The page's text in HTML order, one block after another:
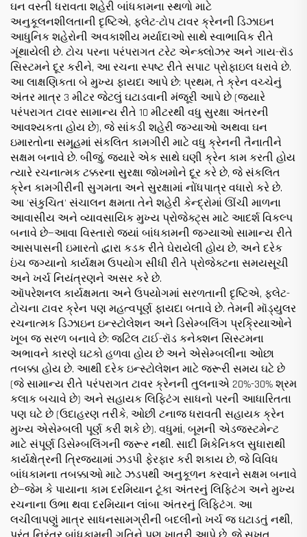
ઘન વસ્તી ધરાવતા શહેરી બાંધકામના સ્થળો માટે
અનુકૂલનશીલતાની દૃષ્ટિએ, ફ્લેટ-ટોપ ટાવર ક્રેનની ડિઝાઇન
આધુનિક શહેરોની અવકાશીય મર્યાદાઓ સાથે સ્વાભાવિક રીતે
ગૂંથાયેલી છે. ટોચ પરના પરંપરાગત ટરેટ એન્ક્લોઝર અને ગાય-રૉડ
સિસ્ટમને દૂર કરીને, આ રચના સ્પષ્ટ રીતે સપાટ પ્રોફાઇલ ધરાવે છે.
આ લાક્ષણિકતા બે મુખ્ય ફાયદા આપે છે: પ્રથમ, તે ક્રેન વચ્ચેનું
અંતર માત્ર 3 મીટર જેટલું ઘટાડવાની મંજૂરી આપે છે (જ્યારે
પરંપરાગત ટાવર સામાન્ય રીતે 10 મીટરથી વધુ સુરક્ષા અંતરની
આવશ્યકતા હોય છે), જે સાંકડી શહેરી જગ્યાઓ અથવા ઘન
ઇમારતોના સમૂહમાં સંકલિત કામગીરી માટે વધુ ક્રેનની તૈનાતીને
સક્ષમ બનાવે છે. બીજું, જ્યારે એક સાથે ઘણી ક્રેન કામ કરતી હોય
ત્યારે રચનાત્મક ટક્કરના સુરક્ષા જોખમોને દૂર કરે છે, જે સંકલિત
ક્રેન કામગીરીની સુગમતા અને સુરક્ષામાં નોંધપાત્ર વધારો કરે છે.
આ 'સંકુચિત' સંચાલન ક્ષમતા તેને શહેરી કેન્દ્રોમાં ઊંચી માળના
આવાસીય અને વ્યાવસાયિક મુખ્ય પ્રોજેક્ટ્સ માટે આદર્શ વિકલ્પ
બનાવે છે—આવા વિસ્તારો જ્યાં બાંધકામની જગ્યાઓ સામાન્ય રીતે
આસપાસની ઇમારતો દ્વારા કડક રીતે ઘેરાયેલી હોય છે, અને દરેક
ઇંચ જગ્યાનો કાર્યક્ષમ ઉપયોગ સીધી રીતે પ્રોજેક્ટના સમયસૂચી
અને ખર્ચ નિયંત્રણને અસર કરે છે.
ઑપરેશનલ કાર્યક્ષમતા અને ઉપયોગમાં સરળતાની દૃષ્ટિએ, ફ્લેટ-
ટોચના ટાવર ક્રેન પણ મહત્વપૂર્ણ ફાયદા બતાવે છે. તેમની મૉડ્યુલર
રચનાત્મક ડિઝાઇન ઇન્સ્ટોલેશન અને ડિસેમ્બલિંગ પ્રક્રિયાઓને
ખૂબ જ સરળ બનાવે છે: જટિલ ટાઈ-રૉડ કનેક્શન સિસ્ટમના
અભાવને કારણે ઘટકો હળવા હોય છે અને એસેમ્બલીના ઓછા
તબક્કા હોય છે. આથી દરેક ઇન્સ્ટોલેશન માટે જરૂરી સમય ઘટે છે
(જે સામાન્ય રીતે પરંપરાગત ટાવર ક્રેનની તુલનાએ 20%-30% શ્રમ
કલાક બચાવે છે) અને સહાયક લિફ્ટિંગ સાધનો પરની આધારિતતા
પણ ઘટે છે (ઉદાહરણ તરીકે, ઓછી ટનાજ ધરાવતી સહાયક ક્રેન
મુખ્ય એસેમ્બલી પૂર્ણ કરી શકે છે). વધુમાં, બૂમની એડજસ્ટમેન્ટ
માટે સંપૂર્ણ ડિસેમ્બલિંગની જરૂર નથી. સાદી મિકેનિકલ સુધારાથી
કાર્યક્ષેત્રની ત્રિજ્યામાં ઝડપી ફેરફાર કરી શકાય છે, જે વિવિધ
બાંધકામના તબક્કાઓ માટે ઝડપથી અનુકૂળન કરવાને સક્ષમ બનાવે
છે—જેમ કે પાયાના કામ દરમિયાન ટૂંકા અંતરનું લિફ્ટિંગ અને મુખ્ય
રચનાના ઉભા થવા દરમિયાન લાંબા અંતરનું લિફ્ટિંગ. આ
લચીલાપણું માત્ર સાધનસામગ્રીની બદલીનો ખર્ચ જ ઘટાડતું નથી,